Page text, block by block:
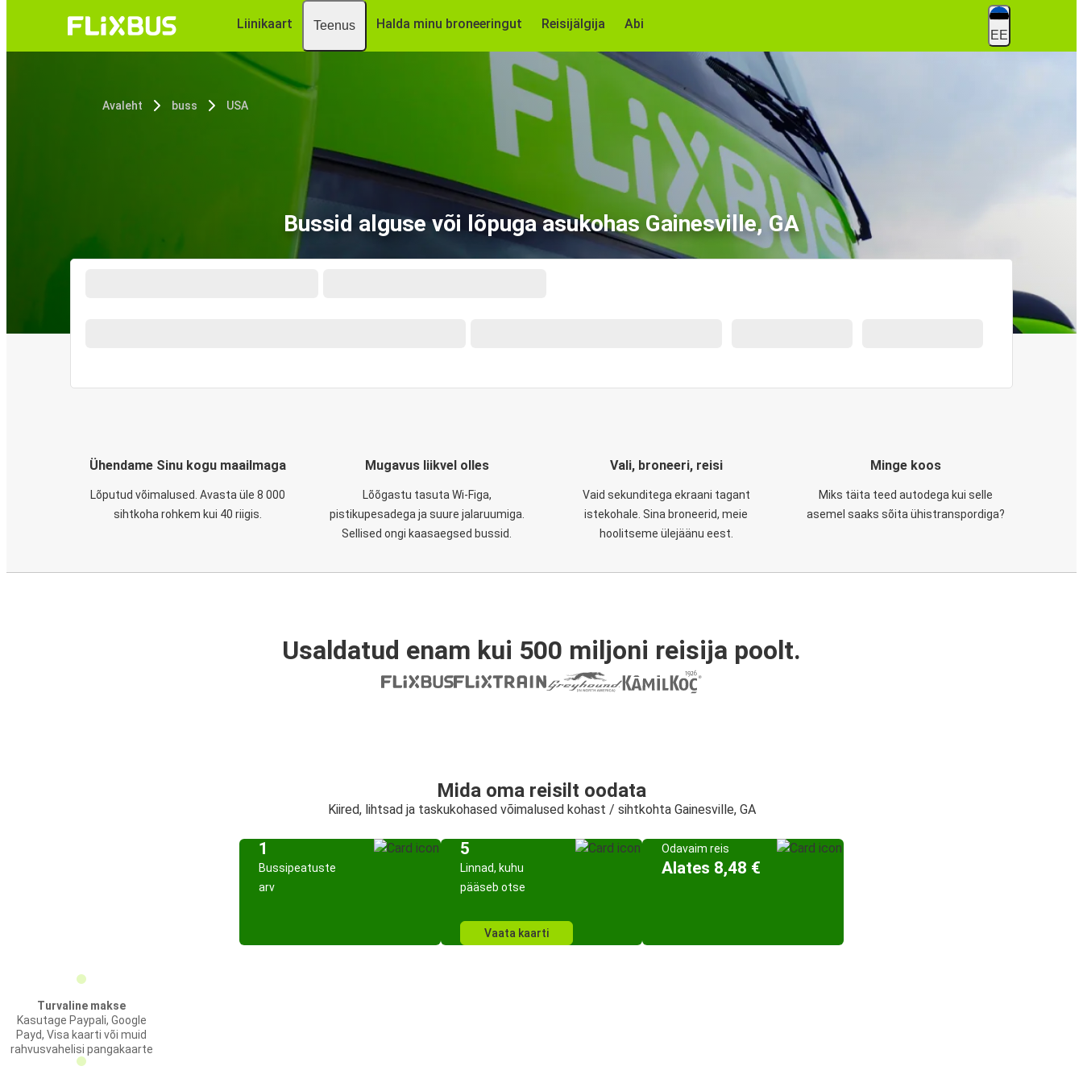
Liinikaart Teenus Halda minu broneeringut Reisijälgija Abi
EE
Avaleht buss USA
Bussid alguse või lõpuga asukohas Gainesville, GA
Ühendame Sinu kogu maailmaga
Lõputud võimalused. Avasta üle 8 000
sihtkoha rohkem kui 40 riigis.
Mugavus liikvel olles
Lõõgastu tasuta Wi-Figa,
pistikupesadega ja suure jalaruumiga.
Sellised ongi kaasaegsed bussid.
Vali, broneeri, reisi
Vaid sekunditega ekraani tagant
istekohale. Sina broneerid, meie
hoolitseme ülejäänu eest.
Minge koos
Miks täita teed autodega kui selle
asemel saaks sõita ühistranspordiga?
Usaldatud enam kui 500 miljoni reisija poolt.
Mida oma reisilt oodata
Kiired, lihtsad ja taskukohased võimalused kohast / sihtkohta Gainesville, GA
1
Bussipeatuste
arv
5
Linnad, kuhu
pääseb otse
Vaata kaarti
Odavaim reis
Alates 8,48 €
Turvaline makse
Kasutage Paypali, Google
Payd, Visa kaarti või muid
rahvusvahelisi pangakaarte